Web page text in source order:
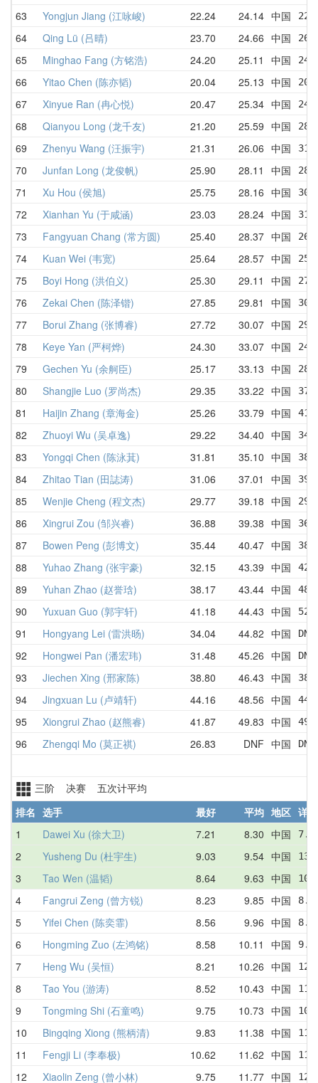
63
Yongjun Jiang (江咏峻) 22.24 24.14 中国
64 Qing Lü (吕晴) 23.70 24.66 中国
65 Minghao Fang (方铭浩) 24.20 25.11 中国
66 Yitao Chen (陈亦韬) 20.04 25.13 中国
67 Xinyue Ran (冉心悦) 20.47 25.34 中国
68 Qianyou Long (龙千友) 21.20 25.59 中国
69 Zhenyu Wang (汪振宇) 21.31 26.06 中国
70 Junfan Long (龙俊帆) 25.90 28.11 中国
71 Xu Hou (侯旭) 25.75 28.16 中国
72 Xianhan Yu (于咸涵) 23.03 28.24 中国
73 Fangyuan Chang (常方圆) 25.40 28.37 中国
74 Kuan Wei (韦宽) 25.64 28.57 中国
75 Boyi Hong (洪伯义) 25.30 29.11 中国
76 Zekai Chen (陈泽锴) 27.85 29.81 中国
77 Borui Zhang (张博睿) 27.72 30.07 中国
78 Keye Yan (严柯烨) 24.30 33.07 中国
79 Gechen Yu (余舸臣) 25.17 33.13 中国
80 Shangjie Luo (罗尚杰) 29.35 33.22 中国
81 Haijin Zhang (章海金) 25.26 33.79 中国
82 Zhuoyi Wu (吴卓逸) 29.22 34.40 中国
83 Yongqi Chen (陈泳萁) 31.81 35.10 中国
84 Zhitao Tian (田誌涛) 31.06 37.01 中国
85 Wenjie Cheng (程文杰) 29.77 39.18 中国
86 Xingrui Zou (邹兴睿) 36.88 39.38 中国
87 Bowen Peng (彭博文) 35.44 40.47 中国
88 Yuhao Zhang (张宇豪) 32.15 43.39 中国
89 Yuhan Zhao (赵誉琀) 38.17 43.44 中国
90 Yuxuan Guo (郭宇轩) 41.18 44.43 中国
91 Hongyang Lei (雷洪旸) 34.04 44.82 中国
92 Hongwei Pan (潘宏玮) 31.48 45.26 中国
93 Jiechen Xing (邢家陈) 38.80 46.43 中国
94 Jingxuan Lu (卢靖轩) 44.16 48.56 中国
95 Xiongrui Zhao (赵熊睿) 41.87 49.83 中国
96 Zhengqi Mo (莫正祺) 26.83 DNF 中国
三阶 决赛 五次计平均
排名 选手 最好 平均 地区 详情
1
Dawei Xu (徐大卫) 7.21 8.30 中国
2 Yusheng Du (杜宇生) 9.03 9.54 中国
3 Tao Wen (温韬) 8.64 9.63 中国
4 Fangrui Zeng (曾方锐) 8.23 9.85 中国
5 Yifei Chen (陈奕霏) 8.56 9.96 中国
6 Hongming Zuo (左鸿铭) 8.58 10.11 中国
7 Heng Wu (吴恒) 8.21 10.26 中国
8 Tao You (游涛) 8.52 10.43 中国
9 Tongming Shi (石童鸣) 9.75 10.73 中国
10 Bingqing Xiong (熊柄清) 9.83 11.38 中国
11 Fengji Li (李奉极) 10.62 11.62 中国
12 Xiaolin Zeng (曾小林) 9.75 11.77 中国